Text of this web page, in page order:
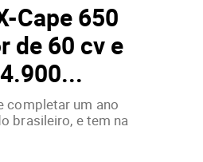
Cape 650
de 60 cv e
completar um ano
brasileiro, e tem na